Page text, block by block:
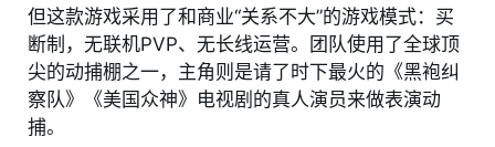
但这款游戏采用了和商业“关系不大”的游戏模式：买
断制，无联机PVP、无长线运营。团队使用了全球顶
尖的动捕棚之一，主角则是请了时下最火的《黑袍纠
察队》《美国众神》电视剧的真人演员来做表演动
捕。